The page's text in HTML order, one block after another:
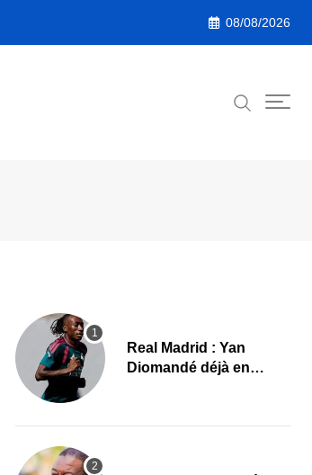
08/08/2026
Real Madrid : Yan
Diomandé déjà en